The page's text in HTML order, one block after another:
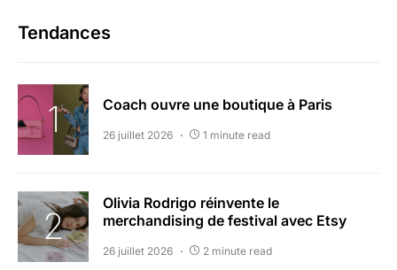
Tendances
Coach ouvre une boutique à Paris
26 juillet 2026 1 minute read
Olivia Rodrigo réinvente le
merchandising de festival avec Etsy
26 juillet 2026 2 minute read